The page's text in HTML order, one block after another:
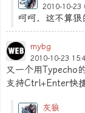
2010-10-23
呵呵，这不算狠
mybg
2010-10-23
又一个用Typecho
支持Ctrl+Enter快
灰狼